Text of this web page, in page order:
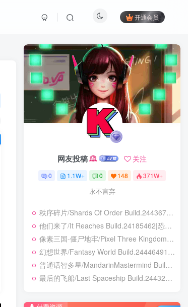
开通会员
网友投稿 关注
0 1.1W+ 0 148 371W+
永不言弃
秩序碎片/Shards Of Order Build.24436710|角色扮演|容量2.9GB|免安装绿色中文版
他们来了/It Reaches Build.24185462|恐怖冒险|容量5GB|免安装绿色中文版
像素三国-僵尸地牢/Pixel Three Kingdoms: Zombie Dungeon Build.24007867|动作冒险|容量354B|免安装绿色中文版
幻想世界/Fantasy World Build.24446491|策略战棋|容量3.8GB|免安装绿色中文版
普通话智多星/MandarinMastermind Build.24053068|动作冒险|容量5.5GB|免安装绿色中文版
最后的飞船/Last Spaceship Build.24432237|解谜冒险|容量1.7GB|免安装绿色中文版
网友投稿 关注
0 1.1W+ 0 148 371W+
永不言弃
秩序碎片/Shards Of Order Build.24436710|角色扮演|容量2.9GB|免安装绿色中文版
他们来了/It Reaches Build.24185462|恐怖冒险|容量5GB|免安装绿色中文版
像素三国-僵尸地牢/Pixel Three Kingdoms: Zombie Dungeon Build.24007867|动作冒险|容量354B|免安装绿色中文版
幻想世界/Fantasy World Build.24446491|策略战棋|容量3.8GB|免安装绿色中文版
普通话智多星/MandarinMastermind Build.24053068|动作冒险|容量5.5GB|免安装绿色中文版
最后的飞船/Last Spaceship Build.24432237|解谜冒险|容量1.7GB|免安装绿色中文版